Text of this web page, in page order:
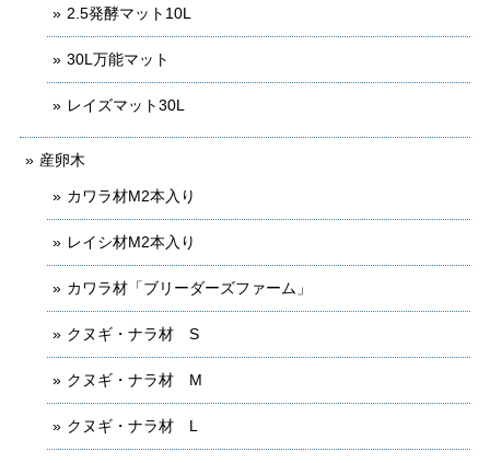
2.5発酵マット10L
30L万能マット
レイズマット30L
産卵木
カワラ材M2本入り
レイシ材M2本入り
カワラ材「ブリーダーズファーム」
クヌギ・ナラ材 S
クヌギ・ナラ材 M
クヌギ・ナラ材 L